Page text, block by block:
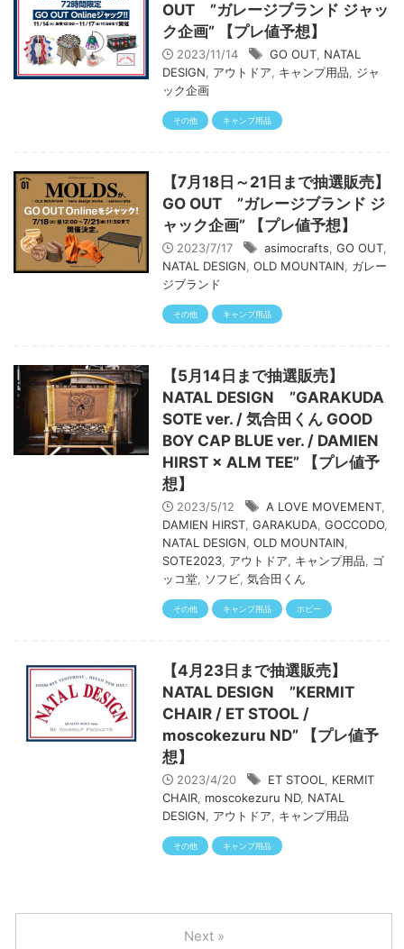
OUT ”ガレージブランド ジャッ
ク企画” 【プレ値予想】
2023/11/14 GO OUT NATAL
DESIGN
アウトドア キャンプ用品
ジャ
ック企画
その他 キャンプ用品
【7月18日～21日まで抽選販売】
GO OUT ”ガレージブランド ジ
ャック企画” 【プレ値予想】
2023/7/17 asimocrafts GO OUT
NATAL DESIGN OLD MOUNTAIN
ガレー
ジブランド
その他 キャンプ用品
【5月14日まで抽選販売】
NATAL DESIGN ”GARAKUDA
SOTE ver. / 気合田くん GOOD
BOY CAP BLUE ver. / DAMIEN
HIRST × ALM TEE” 【プレ値予
想】
2023/5/12 A LOVE MOVEMENT
DAMIEN HIRST GARAKUDA GOCCODO
NATAL DESIGN OLD MOUNTAIN
SOTE2023 アウトドア キャンプ用品
ゴ
ッコ堂
ソフビ 気合田くん
その他 キャンプ用品 ホビー
【4月23日まで抽選販売】
NATAL DESIGN ”KERMIT
CHAIR / ET STOOL /
moscokezuru ND” 【プレ値予
想】
2023/4/20 ET STOOL
KERMIT
CHAIR moscokezuru ND, NATAL
DESIGN
アウトドア キャンプ用品
その他 キャンプ用品
Next »